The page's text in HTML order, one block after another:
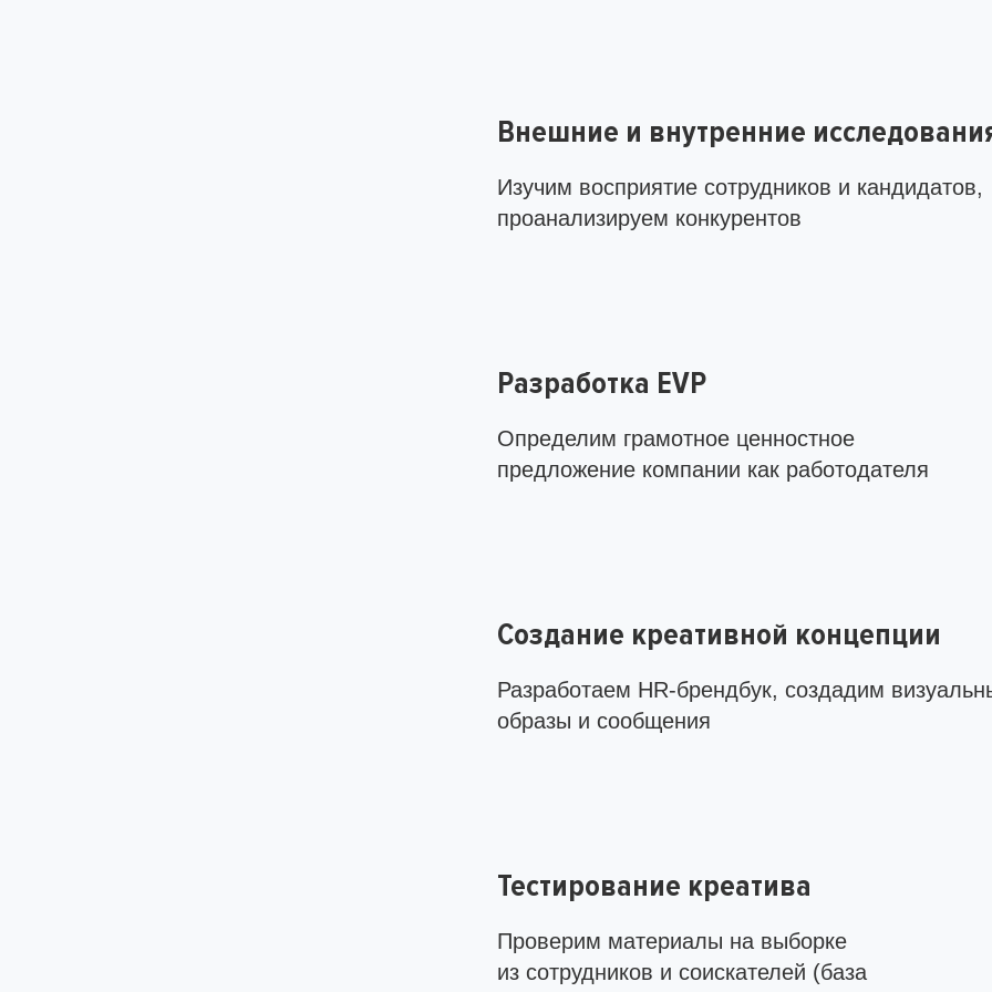
Внешние и внутренние
Изучим восприятие сотрудников и кандидатов,
проанализируем конкурентов
Разработка EVP
Определим грамотное ценностное
предложение компании как работодателя
Создание креативной концепции
Разработаем HR-брендбук, создадим
образы и сообщения
Тестирование креатива
Проверим материалы на выборке
из сотрудников и соискателей (база